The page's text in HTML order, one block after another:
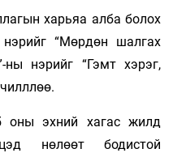
харьяа алба болох
“Мөрдөн шалгах
ны нэрийг “Гэмт хэрэг,
оны эхний хагас жилд
нөлөөт бодистой